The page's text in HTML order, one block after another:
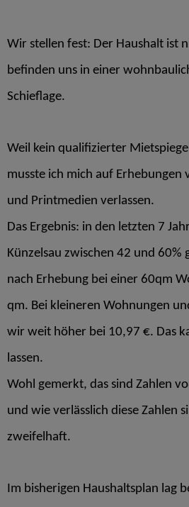
Wir stellen fest: Der Haushalt ist
befinden uns in einer
Schieflage.
Weil kein qualifizierter
musste ich mich auf Erhebungen
und Printmedien verlassen.
Das Ergebnis: in den letzten 7
Künzelsau zwischen 42 und 60%
nach Erhebung bei einer 60qm
qm. Bei kleineren Wohnungen
wir weit höher bei 10,97 €. Das
lassen.
Wohl gemerkt, das sind Zahlen
und wie verlässlich diese Zahlen
zweifelhaft.
Im bisherigen Haushaltsplan lag